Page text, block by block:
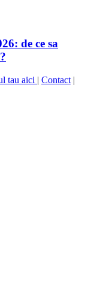
de ce sa
tau aici | Contact |